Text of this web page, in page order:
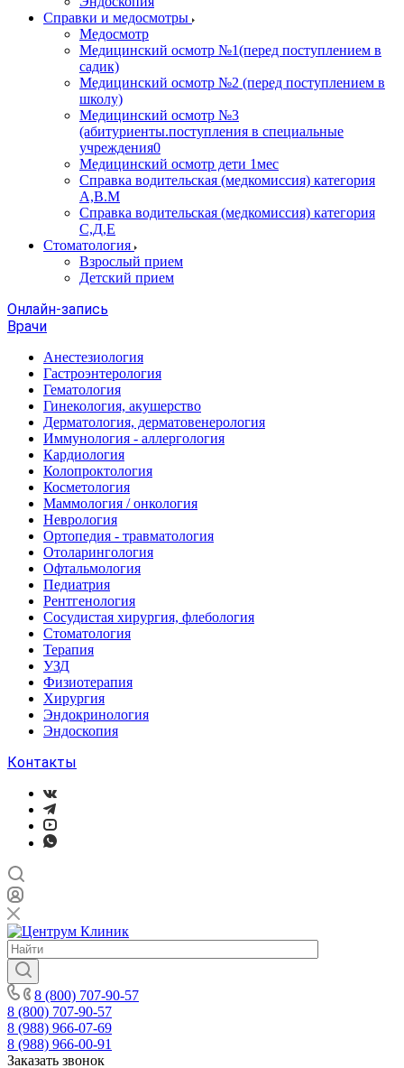
Справки и медосмотры
Медосмотр
Медицинский осмотр №1(перед поступлением в
садик)
Медицинский осмотр №2 (перед поступлением в
школу)
Медицинский осмотр №3
(абитуриенты.поступления в специальные
учреждения0
Медицинский осмотр дети 1мес
Справка водительская (медкомиссия) категория
А,В.М
Справка водительская (медкомиссия) категория
С,Д,Е
Стоматология
Взрослый прием
Детский прием
Онлайн-запись
Врачи
Анестезиология
Гастроэнтерология
Гематология
Гинекология, акушерство
Дерматология, дерматовенерология
Иммунология - аллергология
Кардиология
Колопроктология
Косметология
Маммология / онкология
Неврология
Ортопедия - травматология
Отоларингология
Офтальмология
Педиатрия
Рентгенология
Сосудистая хирургия, флебология
Стоматология
Терапия
УЗД
Физиотерапия
Хирургия
Эндокринология
Эндоскопия
Контакты
8 (800) 707-90-57
8 (800) 707-90-57
8 (988) 966-07-69
8 (988) 966-00-91
Заказать звонок